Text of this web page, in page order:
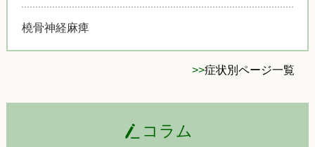
橈骨神経麻痺
>>症状別ページ一覧
コラム